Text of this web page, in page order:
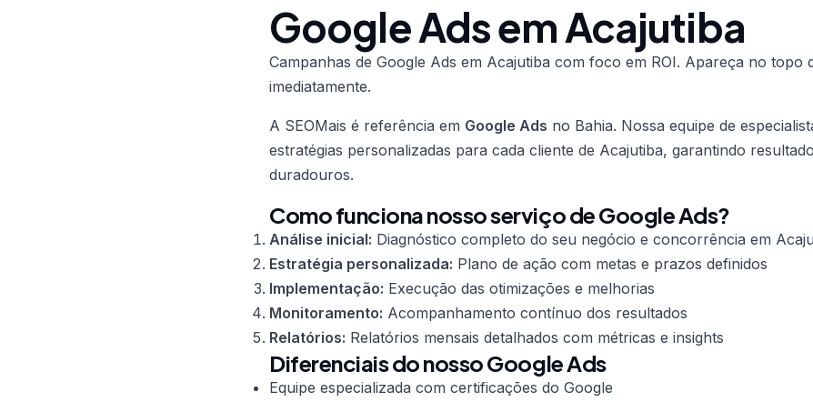
Google Ads em Acajutiba
Campanhas de Google Ads em Acajutiba com foco em ROI. Apareça no topo
imediatamente.
A SEOMais é referência em Google Ads no Bahia. Nossa equipe de
estratégias personalizadas para cada cliente de Acajutiba, garantindo
duradouros.
Como funciona nosso serviço de Google Ads?
Análise inicial: Diagnóstico completo do seu negócio e concorrência em
Estratégia personalizada: Plano de ação com metas e prazos definidos
Implementação: Execução das otimizações e melhorias
Monitoramento: Acompanhamento contínuo dos resultados
Relatórios: Relatórios mensais detalhados com métricas e insights
Diferenciais do nosso Google Ads
Equipe especializada com certificações do Google